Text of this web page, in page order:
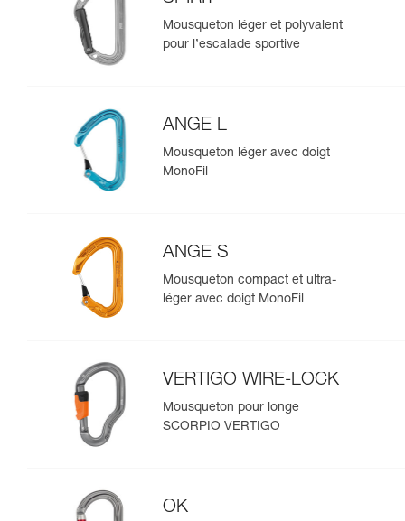
Mousqueton léger et polyvalent
pour l’escalade sportive
ANGE L
Mousqueton léger avec doigt
MonoFil
ANGE S
Mousqueton compact et ultra-
léger avec doigt MonoFil
VERTIGO WIRE-LOCK
Mousqueton pour longe
SCORPIO VERTIGO
OK